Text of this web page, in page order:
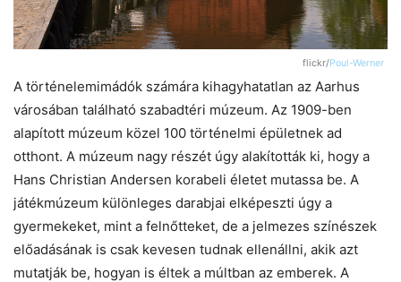
flickr/Poul-Werner
A történelemimádók számára kihagyhatatlan az Aarhus
városában található szabadtéri múzeum. Az 1909-ben
alapított múzeum közel 100 történelmi épületnek ad
otthont. A múzeum nagy részét úgy alakították ki, hogy a
Hans Christian Andersen korabeli életet mutassa be. A
játékmúzeum különleges darabjai elképeszti úgy a
gyermekeket, mint a felnőtteket, de a jelmezes színészek
előadásának is csak kevesen tudnak ellenállni, akik azt
mutatják be, hogyan is éltek a múltban az emberek. A